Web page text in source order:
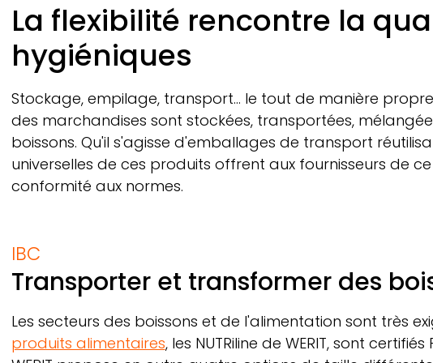
Breadcrumb
La flexibilité rencontre la
hygiéniques
Stockage, empilage, transport… le tout de manière
des marchandises sont stockées, transportées,
boissons. Qu'il s'agisse d'emballages de transport
universelles de ces produits offrent aux fournisseurs de
conformité aux normes.
IBC
Transporter et transformer des
Les secteurs des boissons et de l'alimentation sont très
produits alimentaires, les NUTRiline de WERIT,sont certifiés